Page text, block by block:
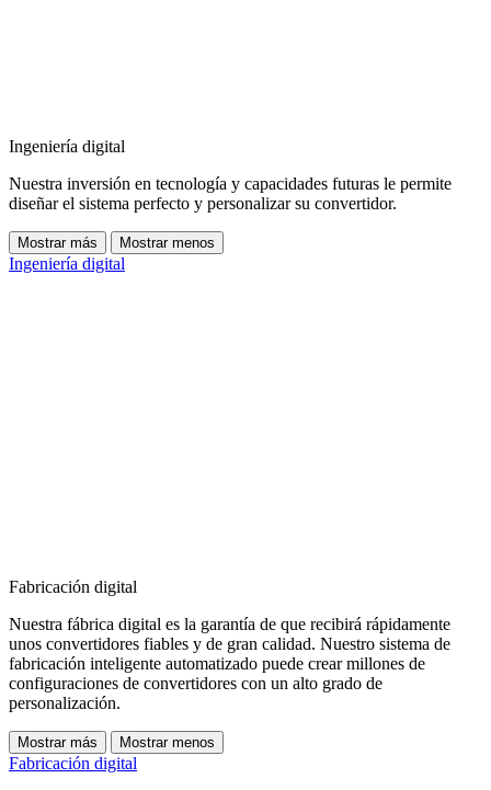
Ingeniería digital
Nuestra inversión en tecnología y capacidades futuras le permite
diseñar el sistema perfecto y personalizar su convertidor.
Mostrar más Mostrar menos
Ingeniería digital
Fabricación digital
Nuestra fábrica digital es la garantía de que recibirá rápidamente
unos convertidores fiables y de gran calidad. Nuestro sistema de
fabricación inteligente automatizado puede crear millones de
configuraciones de convertidores con un alto grado de
personalización.
Mostrar más Mostrar menos
Fabricación digital